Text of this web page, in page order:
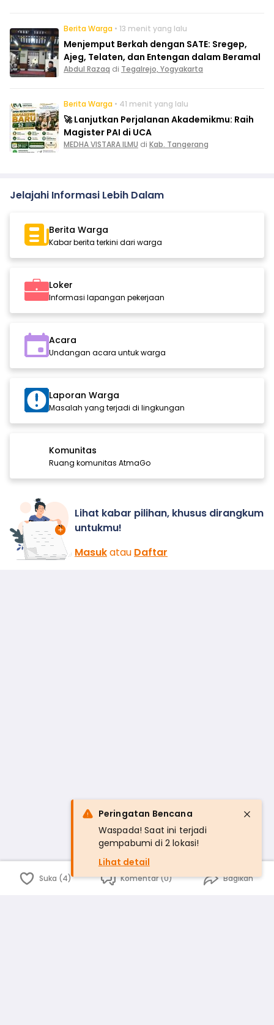
Berita Warga • 13 menit yang lalu
Menjemput Berkah dengan SATE: Sregep,
Ajeg, Telaten, dan Entengan dalam Beramal
Abdul Razaq di Tegalrejo, Yogyakarta
Berita Warga • 41 menit yang lalu
🚀 Lanjutkan Perjalanan Akademikmu: Raih
Magister PAI di UCA
MEDHA VISTARA ILMU di Kab. Tangerang
Jelajahi Informasi Lebih Dalam
Berita Warga
Kabar berita terkini dari warga
Loker
Informasi lapangan pekerjaan
Acara
Undangan acara untuk warga
Laporan Warga
Masalah yang terjadi di lingkungan
Komunitas
Ruang komunitas AtmaGo
Lihat kabar pilihan, khusus dirangkum
untukmu!
Masukatau Daftar
Suka (4) Komentar (0) Bagikan
Peringatan Bencana
Waspada! Saat ini terjadi
gempabumi di 2 lokasi!
Lihat detail